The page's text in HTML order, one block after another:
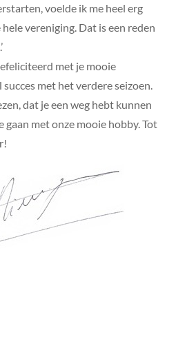
voelde ik me heel erg
vereniging. Dat is een reden
met je mooie
met het verdere seizoen.
dat je een weg hebt kunnen
gaan met onze mooie hobby. Tot